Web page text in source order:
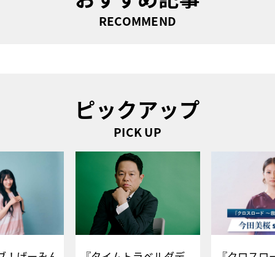
RECOMMEND
ピックアップ
PICK UP